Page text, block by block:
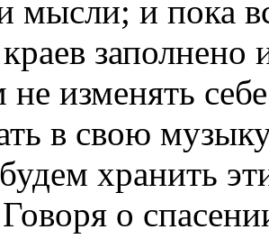
мысли; и пока
изменять
в свою
хранить
о